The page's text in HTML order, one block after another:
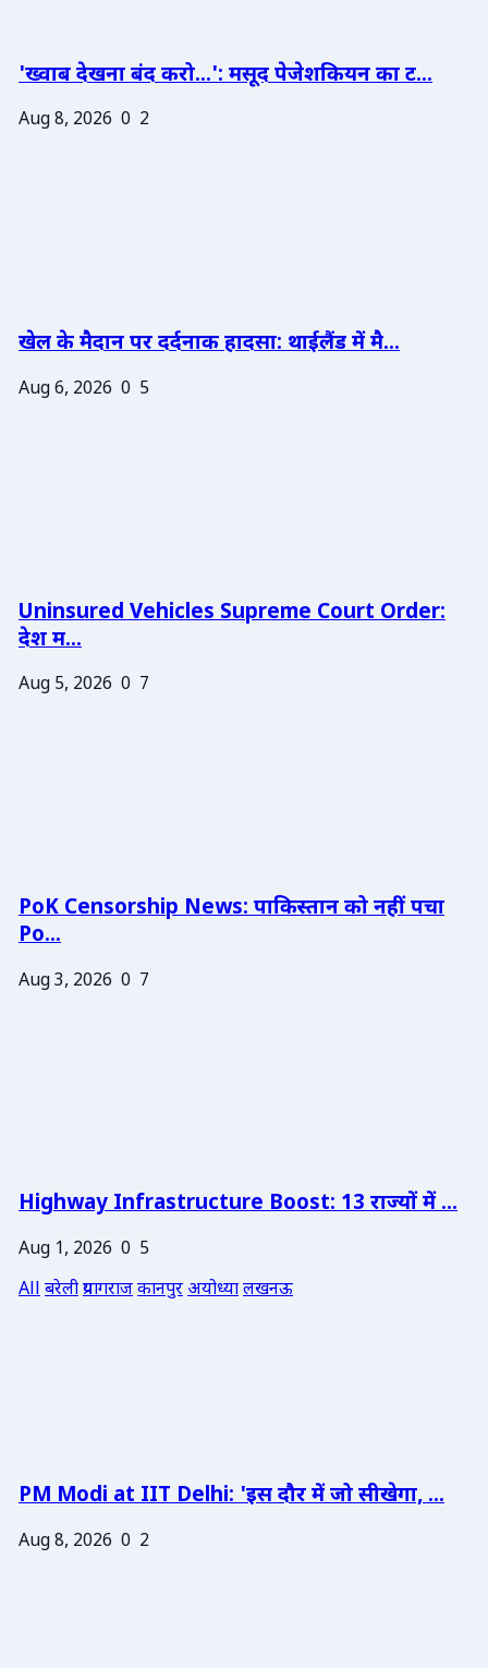
'ख्वाब देखना बंद करो...': मसूद पेजेशकियन का ट...
Aug 8, 2026 0 2
खेल के मैदान पर दर्दनाक हादसा: थाईलैंड में मै...
Aug 6, 2026 0 5
Uninsured Vehicles Supreme Court Order:
देश म...
Aug 5, 2026 0 7
PoK Censorship News: पाकिस्तान को नहीं पचा
Po...
Aug 3, 2026 0 7
Highway Infrastructure Boost: 13 राज्यों में ...
Aug 1, 2026 0 5
Allबरेलीप्रयागराजकानपुरअयोध्यालखनऊ
PM Modi at IIT Delhi: 'इस दौर में जो सीखेगा, ...
Aug 8, 2026 0 2